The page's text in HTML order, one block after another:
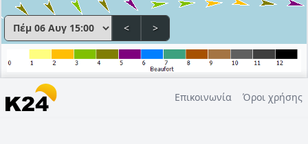
< >
Επικοινωνία Όροι χρήσης